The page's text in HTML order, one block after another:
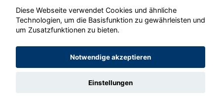
© konjunkturmotor.de GmbH 2020 - 2026
Diese Webseite verwendet Cookies und ähnliche
Technologien, um die Basisfunktion zu gewährleisten und
um Zusatzfunktionen zu bieten.
Notwendige akzeptieren
Einstellungen